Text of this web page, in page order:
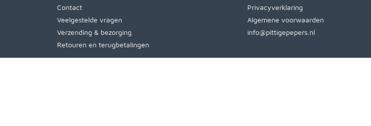
Contact
Veelgestelde vragen
Verzending & bezorging
Retouren en terugbetalingen
Privacyverklaring
Algemene voorwaarden
info@pittigepepers.nl